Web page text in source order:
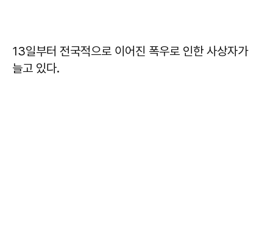
13일부터 전국적으로 이어진 폭우로 인한 사상자가
늘고 있다.